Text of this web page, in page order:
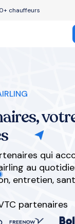
chauffeurs
qui
au
entretien,
partenaires